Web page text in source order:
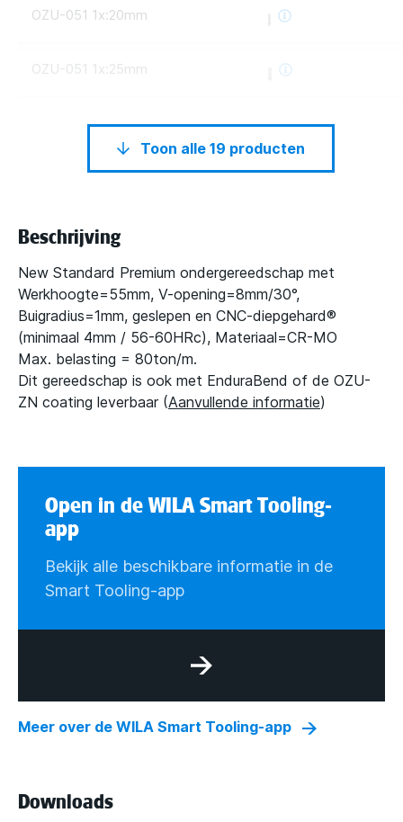
OZU-051 1x:20mm
OZU-051 1x:25mm
Toon alle 19 producten
Beschrijving
New Standard Premium ondergereedschap met
Werkhoogte=55mm, V-opening=8mm/30°,
Buigradius=1mm, geslepen en CNC-diepgehard®
(minimaal 4mm / 56-60HRc), Materiaal=CR-MO
Max. belasting = 80ton/m.
Dit gereedschap is ook met EnduraBend of de OZU-
ZN coating leverbaar (Aanvullende informatie)
Open in de WILA Smart Tooling-
app
Bekijk alle beschikbare informatie in de
Smart Tooling-app
Meer over de WILA Smart Tooling-app
Downloads